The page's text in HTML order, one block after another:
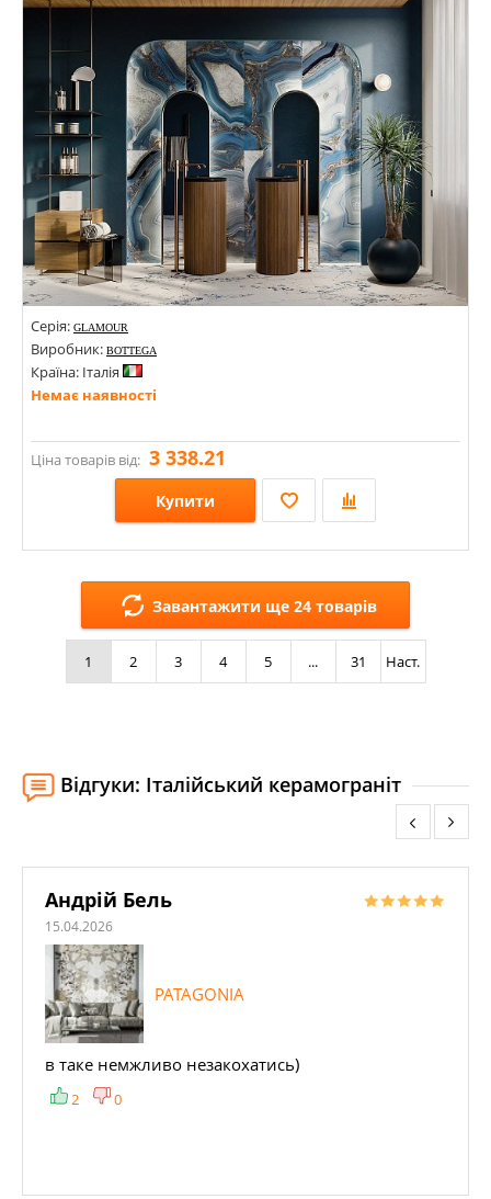
Кольори:
Серія: GLAMOUR
Виробник: BOTTEGA
Країна: Італія
Немає наявності
Ціна товарів від: 3 338.21
Купити
Розміри: 600х1200х8,5;
Стилі: Під мармур;
Завантажити ще 24 товарів
1 2 3 4 5 ... 31 Наст.
Відгуки: Італійський керамограніт
Андрій Бель
15.04.2026
PATAGONIA
в таке немжливо незакохатись)
2 0